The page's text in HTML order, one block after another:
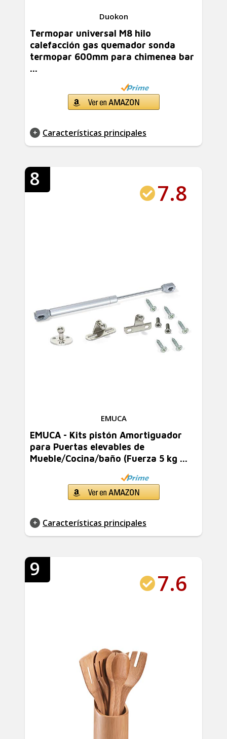
Duokon
Termopar universal M8 hilo
calefacción gas quemador sonda
termopar 600mm para chimenea bar
...
Características principales
8
7.8
EMUCA
EMUCA - Kits pistón Amortiguador
para Puertas elevables de
Mueble/Cocina/baño (Fuerza 5 kg ...
Características principales
9
7.6